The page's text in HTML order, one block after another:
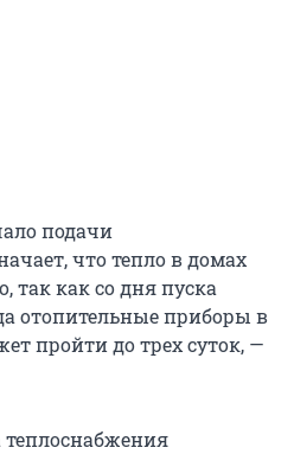
подачи
что тепло в домах
так как со дня пуска
отопительные приборы в
пройти до трех суток, —
теплоснабжения